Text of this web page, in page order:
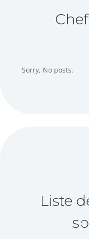
Sorry, No posts.
Liste